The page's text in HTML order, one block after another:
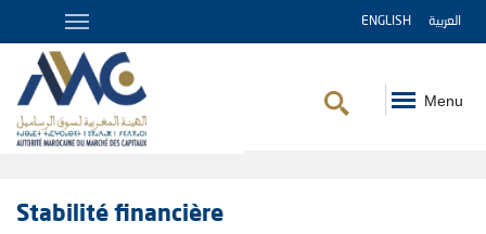
ENGLISH العربية
Menu
Stabilité financière